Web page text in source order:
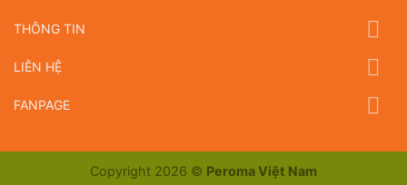
THÔNG TIN
LIÊN HỆ
FANPAGE
Copyright 2026 © Peroma Việt Nam